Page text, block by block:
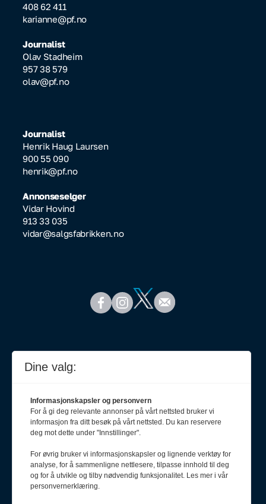
408 62 411
karianne@pf.no
Journalist
Olav Stadheim
957 38 579
olav@pf.no
Journalist
Henrik Haug Laursen
900 55 090
henrik@pf.no
Annonseselger
Vidar Hovind
913 33 035
vidar@salgsfabrikken.no
Meld deg på nyhetsbrev
Dine valg:
Informasjonskapsler og personvern
For å gi deg relevante annonser på vårt nettsted bruker vi
informasjon fra ditt besøk på vårt nettsted. Du kan reservere
deg mot dette under "Innstillinger".
For øvrig bruker vi informasjonskapsler og lignende verktøy for
analyse, for å sammenligne nettlesere, tilpasse innhold til deg
og for å utvikle og tilby nødvendig funksjonalitet. Les mer i vår
personvernerklæring.